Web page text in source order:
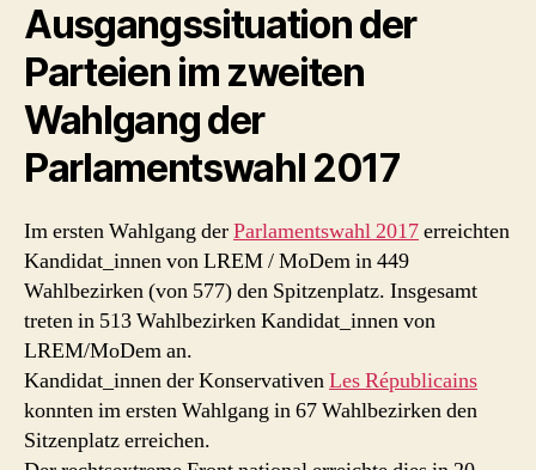
Ausgangssituation der
Parteien im zweiten
Wahlgang der
Parlamentswahl 2017
Im ersten Wahlgang derParlamentswahl 2017erreichten
Kandidat_innen von LREM / MoDem in 449
Wahlbezirken (von 577) den Spitzenplatz. Insgesamt
treten in 513 Wahlbezirken Kandidat_innen von
LREM/MoDem an.
Kandidat_innen der KonservativenLes Républicains
konnten im ersten Wahlgang in 67 Wahlbezirken den
Sitzenplatz erreichen.